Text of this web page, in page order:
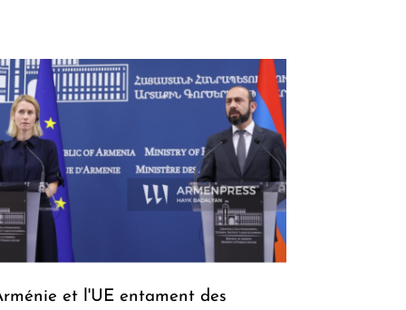
et l'UE entament des